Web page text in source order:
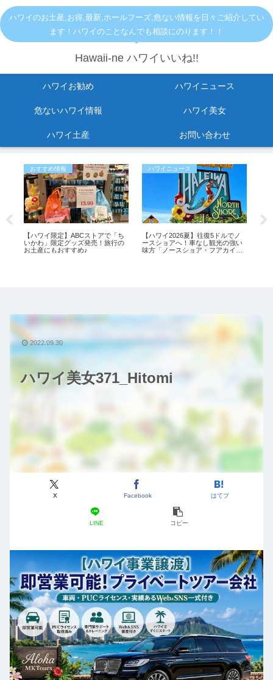
ハワイのお土産,お得,最新,ホールフーズ,危ない情報を日々ご紹介してい
ます！ハワイのことなんでも相談にのります！！
Hawaii-ne ハワイいいね!!
ハワイお勧め ハワイニュース
危ないハワイ情報 ハワイ美女
ハワイ土産 お問い合わせ
おすすめ情報
【ハワイ限定】ABCストアで「ち
いかわ」限定グッズ発売！旅行の
お土産にもおすすめ♪
ハワイニュース
【ハワイ2026夏】往復5ドルでノ
ースショアへ！車なし観光の強い
味方「ノースショア・フアカイ」
ハワイ美女371_Hitomi
X Facebook はてブ
LINE コピー
2022.09.30